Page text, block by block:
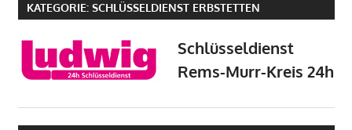
KATEGORIE: SCHLÜSSELDIENST ERBSTETTEN
Schlüsseldienst
Rems-Murr-Kreis 24h